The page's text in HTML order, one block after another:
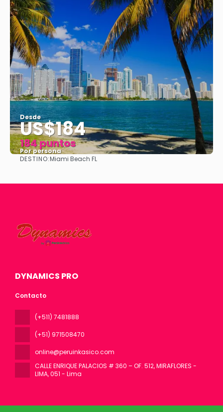
Desde
US$184
184 puntos
Por persona
DESTINO:Miami Beach FL
DYNAMICS PRO
Contacto
(+511) 7481888
(+51) 971508470
online@peruinkasico.com
CALLE ENRIQUE PALACIOS # 360 – OF. 512, MIRAFLORES -
LIMA, 051 - Lima